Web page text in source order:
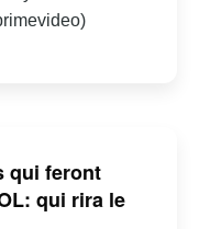
qui feront
qui rira le